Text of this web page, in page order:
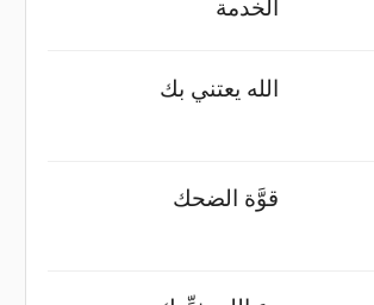
الله يعتني بك
قوَّة الضحك